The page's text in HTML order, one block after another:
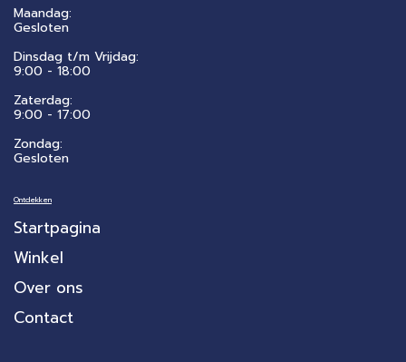
Maandag:
Gesloten
Dinsdag t/m Vrijdag:
9:00 - 18:00
Zaterdag:
​9:00 - 17:00
Zondag:
Gesloten
Ontdekken
Startpagina
Winkel
Over ons
Contact